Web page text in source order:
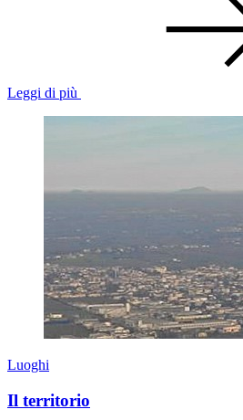
Leggi di più
Luoghi
Il territorio